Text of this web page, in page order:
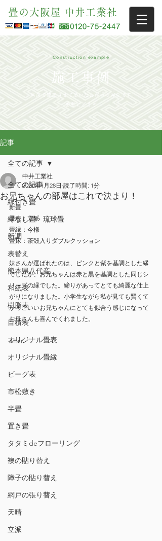
畳の大阪屋 中井工業社
Construction example
施工事例
当店で施工させて頂いたお客様の写真です
参考にどうぞ
記事
全ての記事
縁付き畳
縁なし畳・琉球畳
新調
表替え
熊本県八代産
和紙表
樹脂表
目積表
オリジナル畳表
オリジナル畳縁
ビーグ表
市松敷き
半畳
置き畳
タタミdeフローリング
襖の貼り替え
障子の貼り替え
網戸の張り替え
天晴
立派
全ての記事
お兄ちゃんの部屋はこれで決まり！
中井工業社
2020年1月28日 読了時間: 1分
新畳
畳表：立派
畳縁：今様
畳床：茶殻入りダブルクッション
妹さんが選ばれたのは、ピンクと紫を基調とした縁
でしたが、お兄ちゃんは赤と黒を基調とした同じシ
リーズの縁でした。締りがあってとても綺麗な仕上
がりになりました。小学生ながら私が見ても賢くて
かっこいいお兄ちゃんにとても似合う感じになって
お母さんも喜んでくれました。
After